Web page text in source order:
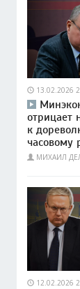
13.02.2026
отрицает
к
часовому
МИХАИЛ
12.02.2026